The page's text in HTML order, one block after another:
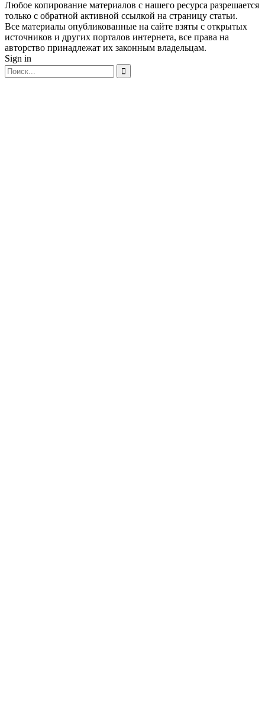
Любое копирование материалов с нашего ресурса разрешается
только с обратной активной ссылкой на страницу статьи.
Все материалы опубликованные на сайте взяты с открытых
источников и других порталов интернета, все права на
авторство принадлежат их законным владельцам.
Sign in